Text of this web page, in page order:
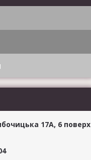
17А, 6 поверх